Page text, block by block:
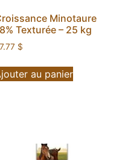
Minotaure
Texturée – 25 kg
$
au panier